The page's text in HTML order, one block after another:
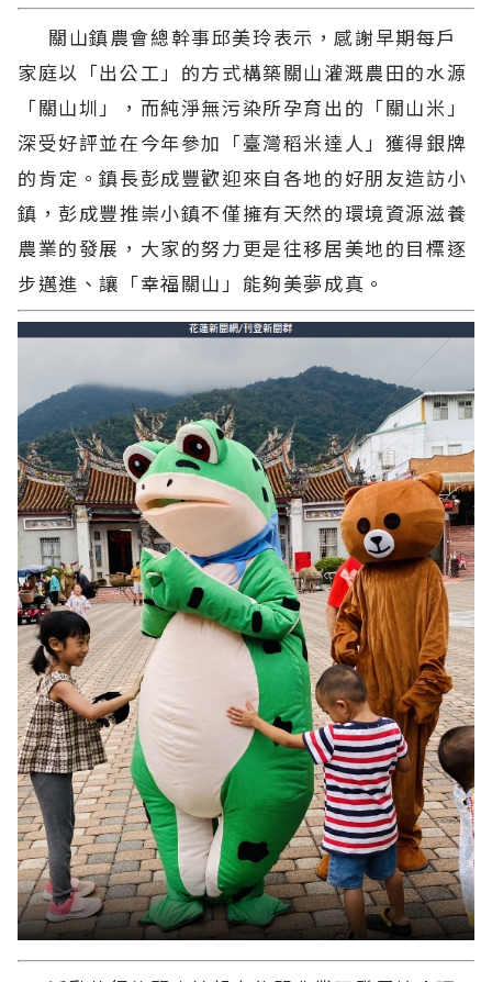
關山鎮農會總幹事邱美玲表示，感謝早期每戶
家庭以「出公工」的方式構築關山灌溉農田的水源
「關山圳」，而純淨無污染所孕育出的「關山米」
深受好評並在今年參加「臺灣稻米達人」獲得銀牌
的肯定。鎮長彭成豐歡迎來自各地的好朋友造訪小
鎮，彭成豐推崇小鎮不僅擁有天然的環境資源滋養
農業的發展，大家的努力更是往移居美地的目標逐
步邁進、讓「幸福關山」能夠美夢成真。